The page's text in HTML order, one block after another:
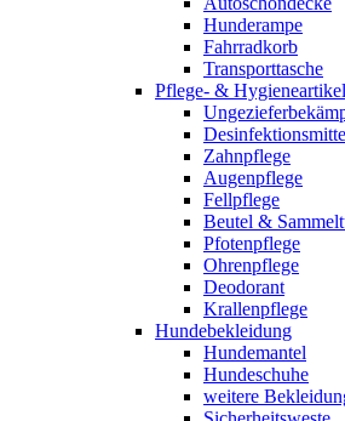
Hunderampe
Fahrradkorb
Transporttasche
Pflege- & Hygieneartikel
Zahnpflege
Augenpflege
Fellpflege
Beutel &
Pfotenpflege
Ohrenpflege
Deodorant
Krallenpflege
Hundebekleidung
Hundemantel
Hundeschuhe
weitere